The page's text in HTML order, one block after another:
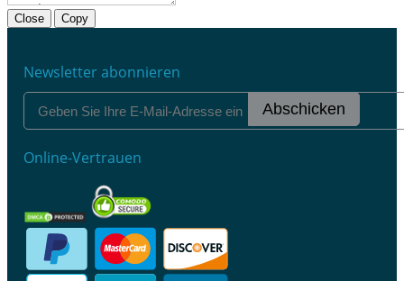
Close Copy
Newsletter abonnieren
Abschicken
Online-Vertrauen